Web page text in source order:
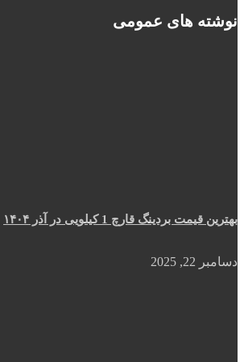
نوشته های عمومی
بهترین قیمت بردینگ قارچ 1 کیلویی در آذر ۱۴۰۴
دسامبر 22, 2025